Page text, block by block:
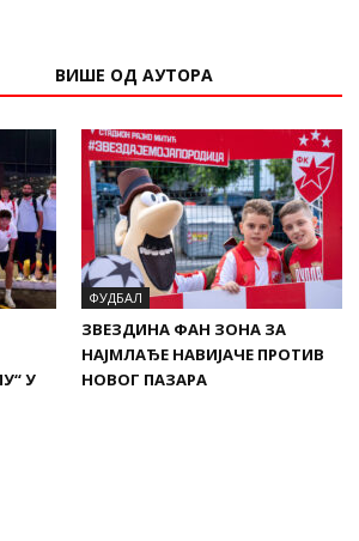
ВИШЕ ОД АУТОРА
У
ФУДБАЛ
ЗВЕЗДИНА ФАН ЗОНА ЗА
НАЈМЛАЂЕ НАВИЈАЧЕ ПРОТИВ
НОВОГ ПАЗАРА